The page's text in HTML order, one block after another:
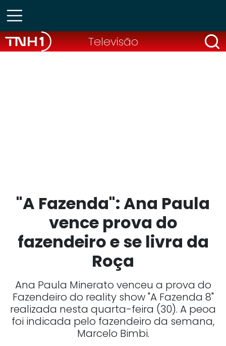
Televisão
"A Fazenda": Ana Paula
vence prova do
fazendeiro e se livra da
Roça
Ana Paula Minerato venceu a prova do
Fazendeiro do reality show "A Fazenda 8"
realizada nesta quarta-feira (30). A peoa
foi indicada pelo fazendeiro da semana,
Marcelo Bimbi.